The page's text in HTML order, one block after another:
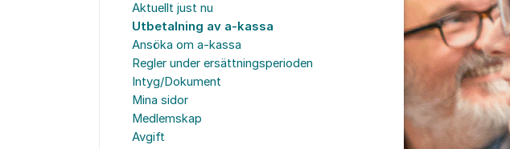
Aktuellt just nu
Utbetalning av a-kassa
Ansöka om a-kassa
Regler under ersättningsperioden
Intyg/Dokument
Mina sidor
Medlemskap
Avgift